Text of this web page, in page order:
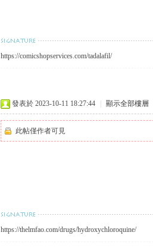
https://comicshopservices.com/tadalafil/
發表於 2023-10-11 18:27:44 顯示全部樓層
此帖僅作者可見
https://thelmfao.com/drugs/hydroxychloroquine/